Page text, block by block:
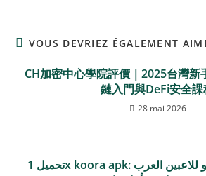
VOUS DEVRIEZ ÉGALEMENT
CH加密中心學院評價｜2025台灣新
鏈入門與DeFi安全課
28 mai 2026
تحميل 1x koora apk: أفضل تطبيق كازينو للاعبين العرب